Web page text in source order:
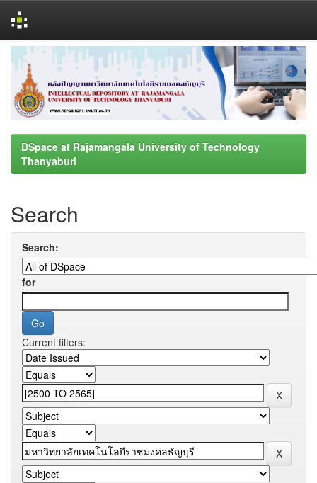
navigation
DSpace at Rajamangala University of Technology
Thanyaburi
Search
Search:
for
Current filters: